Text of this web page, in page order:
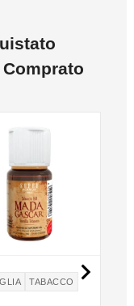
TABACCO